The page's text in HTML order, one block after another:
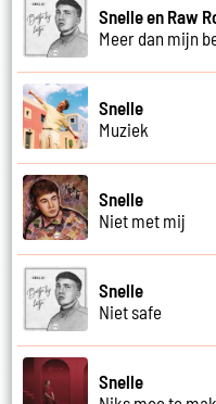
Snelle en Raw
Meer dan mijn
Snelle
Muziek
Snelle
Niet met mij
Snelle
Niet safe
Snelle